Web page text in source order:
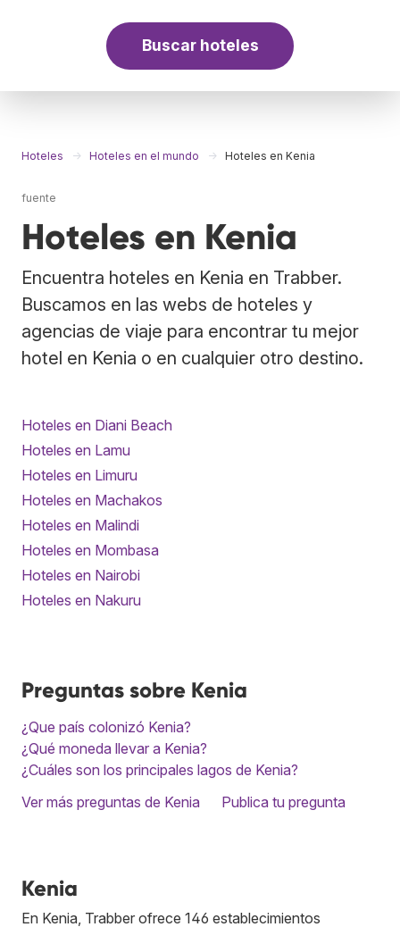
Buscar hoteles
Hoteles Hoteles en el mundo Hoteles en Kenia
fuente
Hoteles en Kenia
Encuentra hoteles en Kenia en Trabber.
Buscamos en las webs de hoteles y
agencias de viaje para encontrar tu mejor
hotel en Kenia o en cualquier otro destino.
Hoteles en Diani Beach
Hoteles en Lamu
Hoteles en Limuru
Hoteles en Machakos
Hoteles en Malindi
Hoteles en Mombasa
Hoteles en Nairobi
Hoteles en Nakuru
Preguntas sobre Kenia
¿Que país colonizó Kenia?
¿Qué moneda llevar a Kenia?
¿Cuáles son los principales lagos de Kenia?
Ver más preguntas de Kenia
Publica tu pregunta
Kenia
En Kenia, Trabber ofrece 146 establecimientos